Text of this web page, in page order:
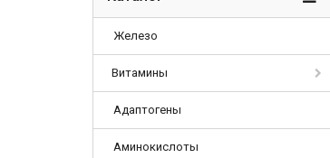
Железо
Витамины
Адаптогены
Аминокислоты